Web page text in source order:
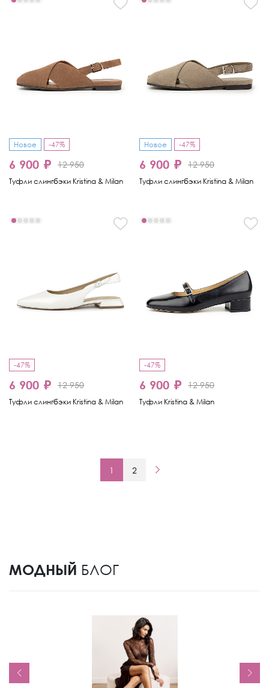
Новое -47%
6 900 ₽ 12 950
Туфли слингбэки Kristina & Milan
Новое -47%
6 900 ₽ 12 950
Туфли слингбэки Kristina & Milan
-47%
6 900 ₽ 12 950
Туфли слингбэки Kristina & Milan
-47%
6 900 ₽ 12 950
Туфли Kristina & Milan
1 2
МОДНЫЙ БЛОГ